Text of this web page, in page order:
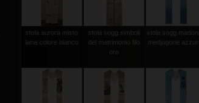
stola aurora misto
lana colore bianco
stola sogg.simboli
del matrimonio filo
oro
stola
medjugorie